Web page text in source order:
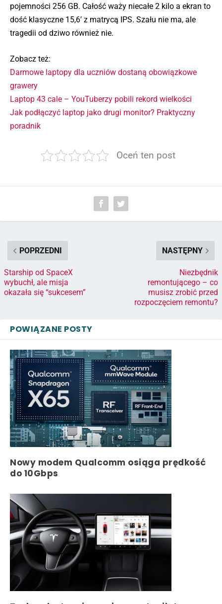
pojemności 256 GB. Całość waży niecałe 2 kilo a ekran to
dość klasyczne 15,6’ z matrycą IPS. Szału nie ma, ale
tragedii od dziwo również nie.
Zobacz też:
Darmowe laptopy dla uczniów dostaną obowiązkowe
grawery
Laptop 43 cale – YouTuberzy pobili rekord wielkości
Jak podłączyć laptop jako drugi monitor? Praktyczny
poradnik
Oceń ten post
POPRZEDNI
Starship od SpaceX
wybuchł, ale misja
okazała się “sukcesem”
NASTĘPNY
Niezbędnik
remontującego – co
musisz zrobić przed
rozpoczęciem remontu?
POWIĄZANE POSTY
Nowy modem Qualcomm osiąga prędkość
do 10Gbps